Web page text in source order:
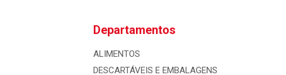
Departamentos
ALIMENTOS
DESCARTÁVEIS E EMBALAGENS